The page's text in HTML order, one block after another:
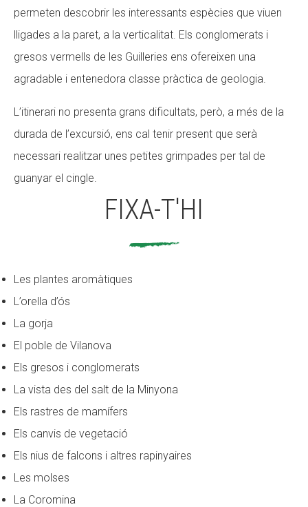
permeten descobrir les interessants espècies que viuen
lligades a la paret, a la verticalitat. Els conglomerats i
gresos vermells de les Guilleries ens ofereixen una
agradable i entenedora classe pràctica de geologia.
L’itinerari no presenta grans dificultats, però, a més de la
durada de l’excursió, ens cal tenir present que serà
necessari realitzar unes petites grimpades per tal de
guanyar el cingle.
FIXA-T'HI
Les plantes aromàtiques
L’orella d’ós
La gorja
El poble de Vilanova
Els gresos i conglomerats
La vista des del salt de la Minyona
Els rastres de mamífers
Els canvis de vegetació
Els nius de falcons i altres rapinyaires
Les molses
La Coromina
Xarxes socials
COL·LABORA
Fes voluntariat
Xarxes socials
COL·LABORA
Fes voluntariat